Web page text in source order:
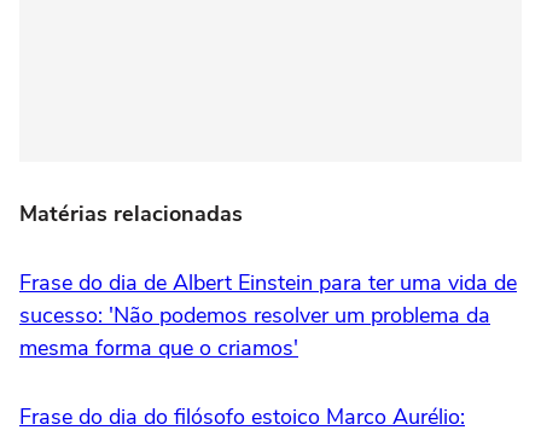
Matérias relacionadas
Frase do dia de Albert Einstein para ter uma vida de
sucesso: 'Não podemos resolver um problema da
mesma forma que o criamos'
Frase do dia do filósofo estoico Marco Aurélio: